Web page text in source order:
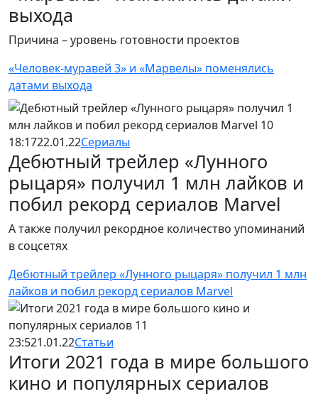
выхода
Причина – уровень готовности проектов
«Человек-муравей 3» и «Марвелы» поменялись
датами выхода
18:1722.01.22Сериалы
Дебютный трейлер «Лунного
рыцаря» получил 1 млн лайков и
побил рекорд сериалов Marvel
А также получил рекордное количество упоминаний
в соцсетях
Дебютный трейлер «Лунного рыцаря» получил 1 млн
лайков и побил рекорд сериалов Marvel
23:521.01.22Статьи
Итоги 2021 года в мире большого
кино и популярных сериалов